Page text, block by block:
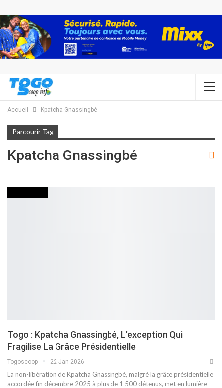
Accueil Kpatcha Gnassingbé
Parcourir Tag
Kpatcha Gnassingbé
Togo : Kpatcha Gnassingbé, L’exception Qui
Fragilise La Grâce Présidentielle
Togoscoop 22 Jan 2026
La non-libération de Kpatcha Gnassingbé, malgré la grâce présidentielle
accordée fin décembre 2025 à plus de 1 500 détenus, met en lumière